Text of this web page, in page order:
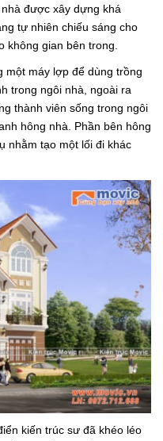
được xây dựng khá
tự nhiên chiếu sáng cho
không gian bên trong.
một máy lợp để dùng trồng
trong ngôi nhà, ngoài ra
thành viên sống trong ngôi
hông nhà. Phần bên hông
nhằm tạo một lối đi khác
kiến trúc sư đã khéo léo